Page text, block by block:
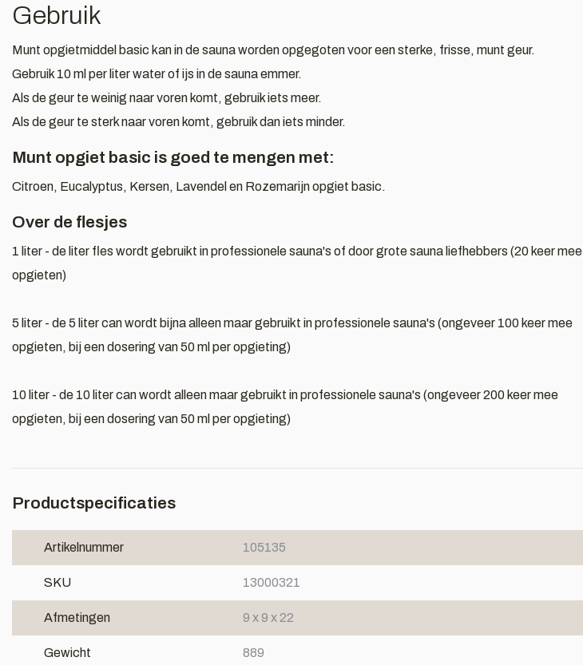
Gebruik
Munt opgietmiddel basic kan in de sauna worden opgegoten voor een sterke, frisse, munt geur.
Gebruik 10 ml per liter water of ijs in de sauna emmer.
Als de geur te weinig naar voren komt, gebruik iets meer.
Als de geur te sterk naar voren komt, gebruik dan iets minder.
Munt opgiet basic is goed te mengen met:
Citroen, Eucalyptus, Kersen, Lavendel en Rozemarijn opgiet basic.
Over de flesjes
1 liter - de liter fles wordt gebruikt in professionele sauna's of door grote sauna liefhebbers (20 keer mee
opgieten)
5 liter - de 5 liter can wordt bijna alleen maar gebruikt in professionele sauna's (ongeveer 100 keer mee
opgieten, bij een dosering van 50 ml per opgieting)
10 liter - de 10 liter can wordt alleen maar gebruikt in professionele sauna's (ongeveer 200 keer mee
opgieten, bij een dosering van 50 ml per opgieting)
Productspecificaties
Artikelnummer 105135
SKU 13000321
Afmetingen 9 x 9 x 22
Gewicht 889